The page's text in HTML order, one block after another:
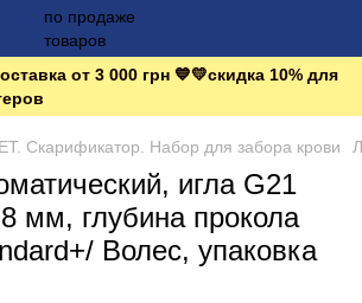
от 3 000 грн 💙💛скидка 10% для
Скарификатор. Набор для забора крови
игла G21
мм, глубина прокола
Волес, упаковка